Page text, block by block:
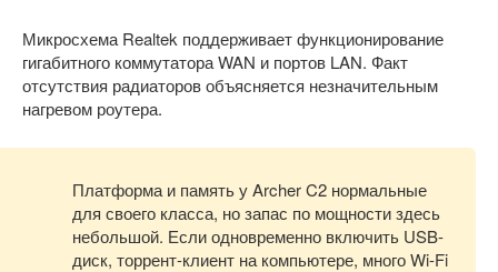
Микросхема Realtek поддерживает функционирование
гигабитного коммутатора WAN и портов LAN. Факт
отсутствия радиаторов объясняется незначительным
нагревом роутера.
Платформа и память у Archer C2 нормальные
для своего класса, но запас по мощности здесь
небольшой. Если одновременно включить USB-
диск, торрент-клиент на компьютере, много Wi-Fi